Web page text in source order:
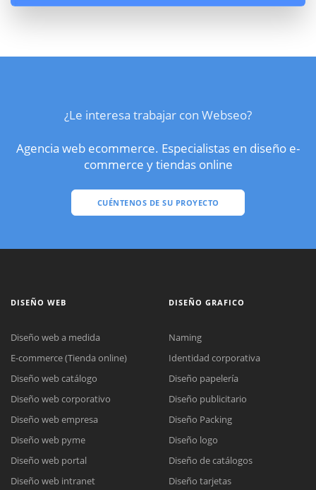
¿Le interesa trabajar con Webseo?
Agencia web ecommerce. Especialistas en diseño e-
commerce y tiendas online
CUÉNTENOS DE SU PROYECTO
DISEÑO WEB
Diseño web a medida
E-commerce (Tienda online)
Diseño web catálogo
Diseño web corporativo
Diseño web empresa
Diseño web pyme
Diseño web portal
Diseño web intranet
DISEÑO GRAFICO
Naming
Identidad corporativa
Diseño papelería
Diseño publicitario
Diseño Packing
Diseño logo
Diseño de catálogos
Diseño tarjetas